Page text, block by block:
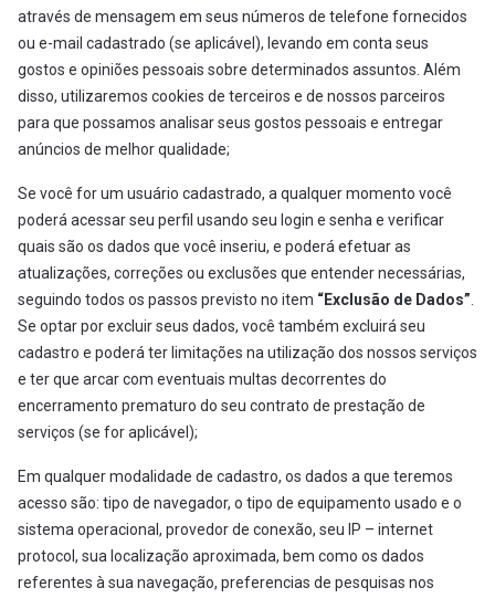
através de mensagem em seus números de telefone fornecidos
ou e-mail cadastrado (se aplicável), levando em conta seus
gostos e opiniões pessoais sobre determinados assuntos. Além
disso, utilizaremos cookies de terceiros e de nossos parceiros
para que possamos analisar seus gostos pessoais e entregar
anúncios de melhor qualidade;
Se você for um usuário cadastrado, a qualquer momento você
poderá acessar seu perfil usando seu login e senha e verificar
quais são os dados que você inseriu, e poderá efetuar as
atualizações, correções ou exclusões que entender necessárias,
seguindo todos os passos previsto no item “Exclusão de Dados”
Se optar por excluir seus dados, você também excluirá seu
cadastro e poderá ter limitações na utilização dos nossos serviços
e ter que arcar com eventuais multas decorrentes do
encerramento prematuro do seu contrato de prestação de
serviços (se for aplicável);
Em qualquer modalidade de cadastro, os dados a que teremos
acesso são: tipo de navegador, o tipo de equipamento usado e o
sistema operacional, provedor de conexão, seu IP – internet
protocol, sua localização aproximada, bem como os dados
referentes à sua navegação, preferencias de pesquisas nos